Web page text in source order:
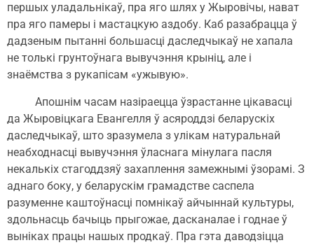
першых уладальнікаў, пра яго шлях у Жыровічы, нават
пра яго памеры і мастацкую аздобу. Каб разабрацца ў
дадзеным пытанні большасці даследчыкаў не хапала
не толькі грунтоўнага вывучэння крыніц, але і
знаёмства з рукапісам «ужывую».
Апошнім часам назіраецца ўзрастанне цікавасці
да Жыровіцкага Евангелля ў асяроддзі беларускіх
даследчыкаў, што зразумела з улікам натуральнай
неабходнасці вывучэння ўласнага мінулага пасля
некалькіх стагоддзяў захаплення замежнымі ўзорамі. З
аднаго боку, у беларускім грамадстве саспела
разуменне каштоўнасці помнікаў айчыннай культуры,
здольнасць бачыць прыгожае, дасканалае і годнае ў
выніках працы нашых продкаў. Пра гэта даводзіцца